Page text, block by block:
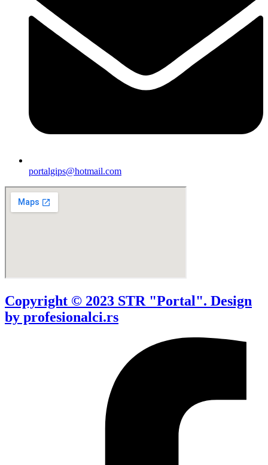
portalgips@hotmail.com
Copyright © 2023 STR "Portal". Design
by profesionalci.rs